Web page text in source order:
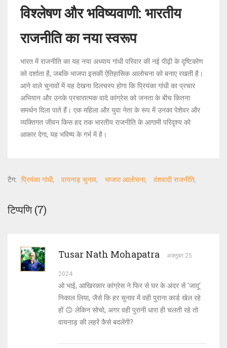
विश्लेषण और भविष्यवाणी: भारतीय
राजनीति का नया स्वरूप
भारत में राजनीति का यह नया अध्याय गांधी परिवार की नई पीढ़ी के दृष्टिकोण
को दर्शाता है, जबकि भाजपा इसकी ऐतिहासिक आलोचना को बनाए रखती है।
आने वाले चुनावों में यह देखना दिलचस्प होगा कि प्रियंका गांधी का प्रचार
अभियान और उनके प्रचारात्मक वादे कांग्रेस को जनता के बीच कितना
समर्थन दिला पाते हैं। एक महिला और युवा नेता के रूप में उनका पेशेवर और
व्यक्तिगत जीवन किस हद तक भारतीय राजनीति के आगामी परिदृश्य को
आकार देगा, यह भविष्य के गर्भ में है।
टैग: प्रियंका गांधी वायनाड़ चुनाव भाजपा आलोचना वंशवादी राजनीति
टिप्पणि (7)
Tusar Nath Mohapatra अक्तूबर 25
2024
ओ भाई, आखिरकार कांग्रेस ने फिर से घर के अंदर से 'जादू'
निकाल लिया, जैसे कि हर चुनाव में वही पुराना कार्ड खेल रहे
हों 🙃 लेकिन सोचो, अगर वही पुरानी धारा ही चलती रहे तो
वायनाड़ की लहरें कैसे बदलेंगी?